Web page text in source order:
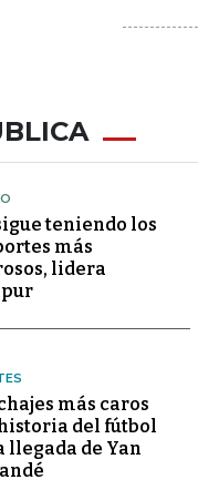
teniendo los
más
lidera
más caros
del fútbol
llegada de Yan